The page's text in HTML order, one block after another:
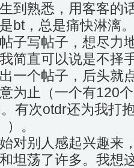
到熟悉，用客客的
bt，总是痛快淋漓
子写帖子，想尽力
简直可以说是不择
一个帖子，后头就
为止（一个有120
有次otdr还为我打
。
对别人感起兴趣来
坦荡了许多。我想